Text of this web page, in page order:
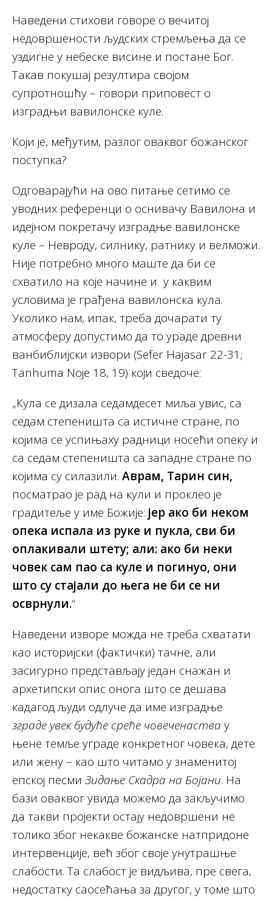
Наведени стихови говоре о вечитој
недовршености људских стремљења да се
уздигне у небеске висине и постане Бог.
Такав покушај резултира својом
супротношћу – говори приповест о
изградњи вавилонске куле.
Који је, међутим, разлог оваквог божанског
поступка?
Одговарајући на ово питање сетимо се
уводних референци о оснивачу Вавилона и
идејном покретачу изградње вавилонске
куле – Невроду, силнику, ратнику и велможи.
Није потребно много маште да би се
схватило на које начине и у каквим
условима је грађена вавилонска кула.
Уколико нам, ипак, треба дочарати ту
атмосферу допустимо да то ураде древни
ванбиблијски извори (Sefer Hajasar 22-31;
Tanhuma Noje 18, 19) који сведоче:
„Кула се дизала седамдесет миља увис, са
седам степеништа са истичне стране, по
којима се успињаху радници носећи опеку и
са седам степеништа са западне стране по
којима су силазили. Аврам, Тарин син,
посматрао је рад на кули и проклео је
градитеље у име Божије: јер ако би неком
опека испала из руке и пукла, сви би
оплакивали штету; али: ако би неки
човек сам пао са куле и погинуо, они
што су стајали до њега не би се ни
осврнули.“
Наведени изворе можда не треба схватати
као историјски (фактички) тачне, али
засигурно представљају један снажан и
архетипски опис онога што се дешава
кадагод људи одлуче да име изградње
зграде увек будуће среће човеченаства у
њене темље уграде конкретног човека, дете
или жену – као што читамо у знаменитој
епској песми Зидање Скадра на Бојани. На
бази оваквог увида можемо да закључимо
да такви пројекти остају недовршени не
толико због некакве божанске натпридоне
интервенције, већ због своје унутрашње
слабости. Та слабост је видљива, пре свега,
недостатку саосећања за другог, у томе што